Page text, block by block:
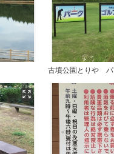
古墳公園とりや パ